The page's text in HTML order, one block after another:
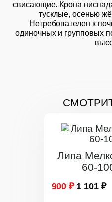
свисающие. Крона
тусклые, осенью
Нетребователен к
одиночных и групповых
Липа
60-
900 ₽ 1 101 ₽